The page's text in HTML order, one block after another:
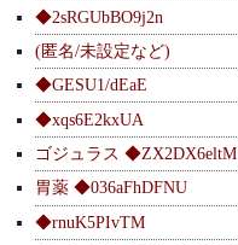
◆2sRGUbBO9j2n
(匿名/未設定など)
◆GESU1/dEaE
◆xqs6E2kxUA
ゴジュラス ◆ZX2DX6eltM
胃薬 ◆036aFhDFNU
◆rnuK5PIvTM